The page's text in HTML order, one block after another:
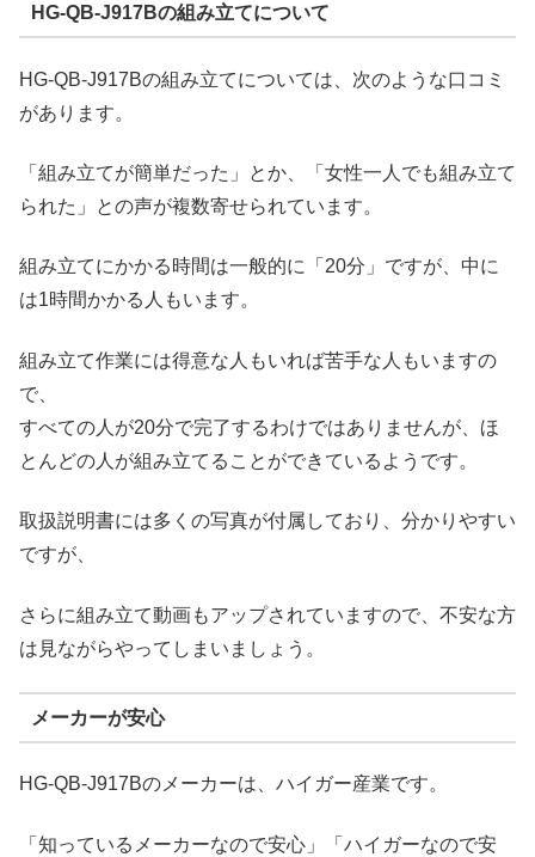
HG-QB-J917Bの組み立てについて
HG-QB-J917Bの組み立てについては、次のような口コミ
があります。
「組み立てが簡単だった」とか、「女性一人でも組み立て
られた」との声が複数寄せられています。
組み立てにかかる時間は一般的に「20分」ですが、中に
は1時間かかる人もいます。
組み立て作業には得意な人もいれば苦手な人もいますの
で、
すべての人が20分で完了するわけではありませんが、ほ
とんどの人が組み立てることができているようです。
取扱説明書には多くの写真が付属しており、分かりやすい
ですが、
さらに組み立て動画もアップされていますので、不安な方
は見ながらやってしまいましょう。
メーカーが安心
HG-QB-J917Bのメーカーは、ハイガー産業です。
「知っているメーカーなので安心」「ハイガーなので安